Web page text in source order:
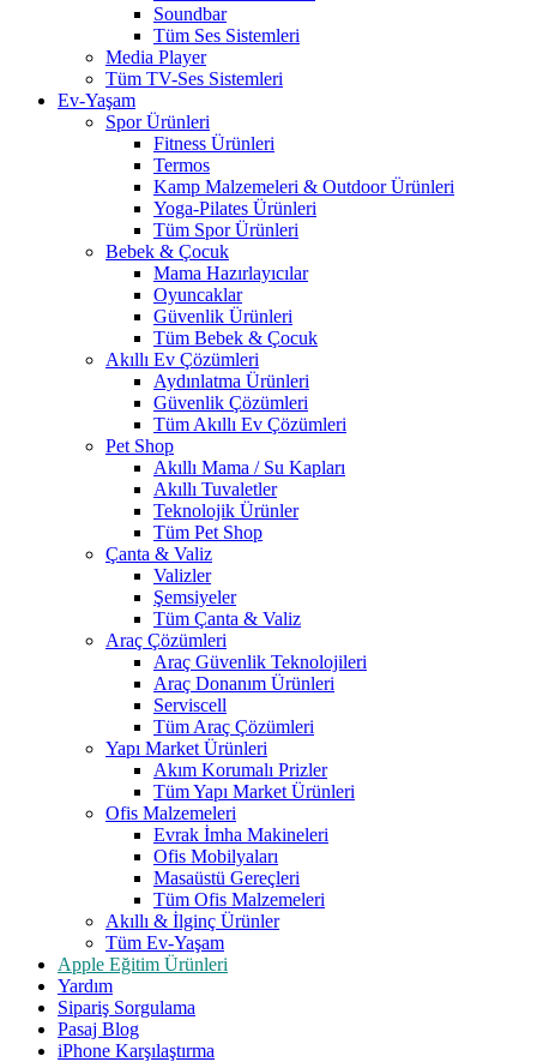
Soundbar
Tüm Ses Sistemleri
Media Player
Tüm TV-Ses Sistemleri
Ev-Yaşam
Spor Ürünleri
Fitness Ürünleri
Termos
Kamp Malzemeleri & Outdoor Ürünleri
Yoga-Pilates Ürünleri
Tüm Spor Ürünleri
Bebek & Çocuk
Mama Hazırlayıcılar
Oyuncaklar
Güvenlik Ürünleri
Tüm Bebek & Çocuk
Akıllı Ev Çözümleri
Aydınlatma Ürünleri
Güvenlik Çözümleri
Tüm Akıllı Ev Çözümleri
Pet Shop
Akıllı Mama / Su Kapları
Akıllı Tuvaletler
Teknolojik Ürünler
Tüm Pet Shop
Çanta & Valiz
Valizler
Şemsiyeler
Tüm Çanta & Valiz
Araç Çözümleri
Araç Güvenlik Teknolojileri
Araç Donanım Ürünleri
Serviscell
Tüm Araç Çözümleri
Yapı Market Ürünleri
Akım Korumalı Prizler
Tüm Yapı Market Ürünleri
Ofis Malzemeleri
Evrak İmha Makineleri
Ofis Mobilyaları
Masaüstü Gereçleri
Tüm Ofis Malzemeleri
Akıllı & İlginç Ürünler
Tüm Ev-Yaşam
Apple Eğitim Ürünleri
Yardım
Sipariş Sorgulama
Pasaj Blog
iPhone Karşılaştırma